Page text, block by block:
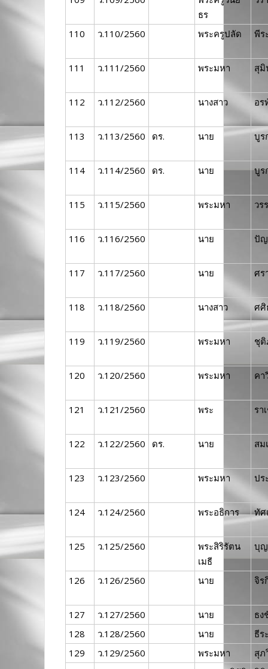
ธร
110 ว.110/2560 พระครูปลัด พีร
111 ว.111/2560 พระมหา สุมิ
112 ว.112/2560 นางสาว อร
113 ว.113/2560 ดร. นาย บู
114 ว.114/2560 ดร. นาย บู
115 ว.115/2560 พระมหา ว
116 ว.116/2560 นาย ปั
117 ว.117/2560 นาย ศร
118 ว.118/2560 นางสาว ศศิ
119 ว.119/2560 พระมหา ชุ
120 ว.120/2560 พระมหา คา
121 ว.121/2560 พระ รา
122 ว.122/2560 ดร. นาย สม
123 ว.123/2560 พระมหา ปร
124 ว.124/2560 พระอธิการ ทัศ
125 ว.125/2560
พระสิริรัตน
เมธี
บุญ
126 ว.126/2560 นาย จิ
127 ว.127/2560 นาย
ธง
128
ว.128/2560 นาย
ธี
129
ว.129/2560 พระมหา
สุ